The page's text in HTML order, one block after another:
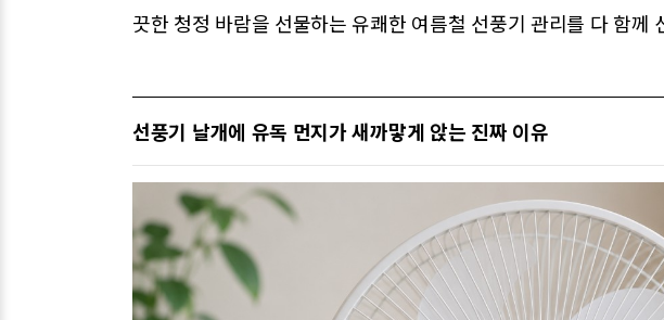
끗한 청정 바람을 선물하는 유쾌한 여름철 선풍기 관리를 다 함께
선풍기 날개에 유독 먼지가 새까맣게 앉는 진짜 이유